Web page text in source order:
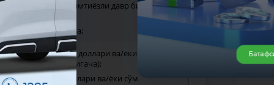
тўловига 2 йил имтиёзли давр билан 10
билан 24 оygacha;
500 минг АҚШ доллари ва/ёки сўм
сўм эквивалентигача);
50 минг АҚШ доллари ва/ёки сўм